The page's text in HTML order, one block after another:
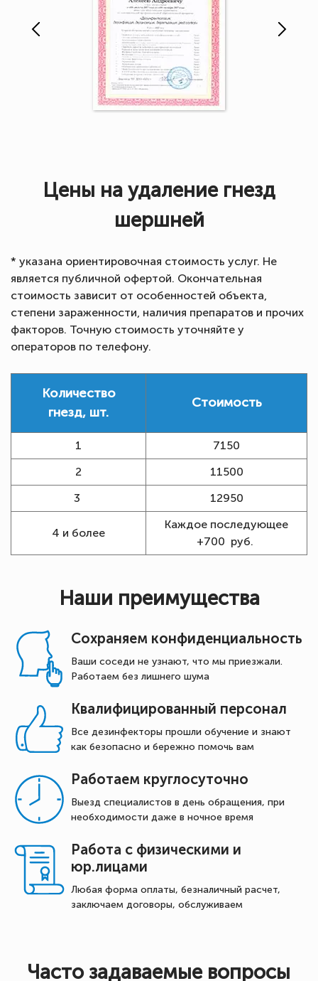
Цены на удаление гнезд
шершней
* указана ориентировочная стоимость услуг. Не
является публичной офертой. Окончательная
стоимость зависит от особенностей объекта,
степени зараженности, наличия препаратов и прочих
факторов. Точную стоимость уточняйте у
операторов по телефону.
Количество
гнезд, шт.
Стоимость
1
7150
2
11500
3
12950
4 и более
Каждое последующее
+700 руб.
Наши преимущества
Сохраняем конфиденциальность
Ваши соседи не узнают, что мы приезжали.
Работаем без лишнего шума
Квалифицированный персонал
Все дезинфекторы прошли обучение и знают
как безопасно и бережно помочь вам
Работаем круглосуточно
Выезд специалистов в день обращения, при
необходимости даже в ночное время
Работа с физическими и
юр.лицами
Любая форма оплаты, безналичный расчет,
заключаем договоры, обслуживаем
Часто задаваемые вопросы